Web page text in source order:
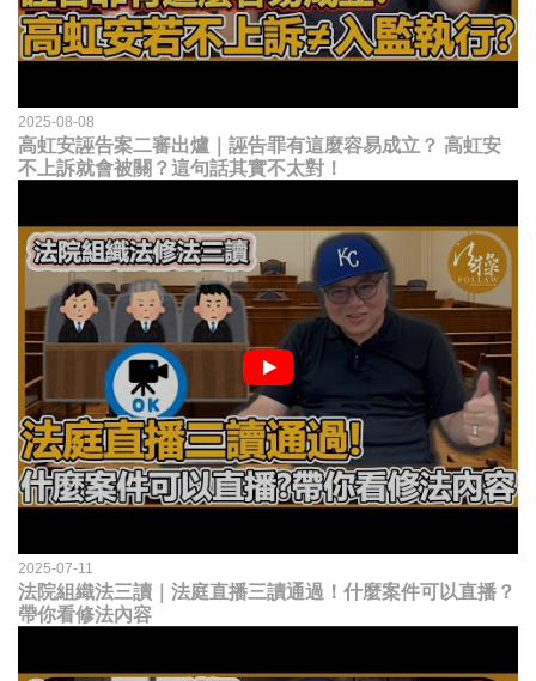
2025-08-08
高虹安誣告案二審出爐｜誣告罪有這麼容易成立？ 高虹安
不上訴就會被關？這句話其實不太對！
2025-07-11
法院組織法三讀｜法庭直播三讀通過！什麼案件可以直播？
帶你看修法內容